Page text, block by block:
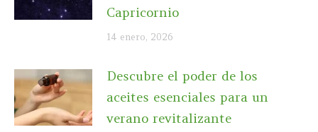
Capricornio
14 enero, 2026
Descubre el poder de los
aceites esenciales para un
verano revitalizante